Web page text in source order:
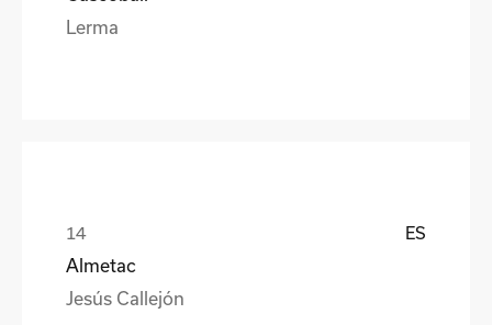
Lerma
ES
Almetac
Jesús Callejón